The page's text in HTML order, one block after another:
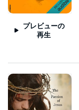
プレビューの
再生